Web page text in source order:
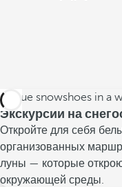
Экскурсии на
Откройте для себя
организованных
луны — которые
окружающей среды.